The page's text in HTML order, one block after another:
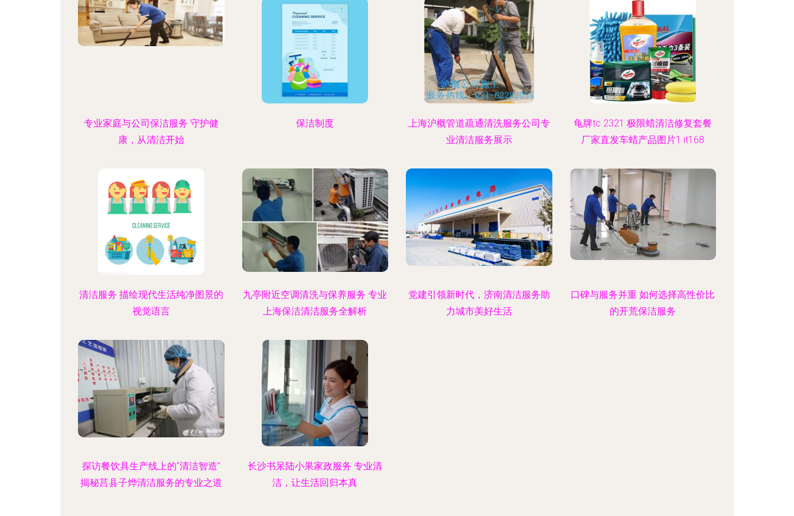
专业家庭与公司保洁服务 守护健
康，从清洁开始
保洁制度
上海沪概管道疏通清洗服务公司专
业清洁服务展示
龟牌tc 2321 极限蜡清洁修复套餐
厂家直发车蜡产品图片1 it168
清洁服务 描绘现代生活纯净图景的
视觉语言
九亭附近空调清洗与保养服务 专业
上海保洁清洁服务全解析
党建引领新时代，济南清洁服务助
力城市美好生活
口碑与服务并重 如何选择高性价比
的开荒保洁服务
探访餐饮具生产线上的“清洁智造”
揭秘莒县子烨清洁服务的专业之道
长沙书呆陆小果家政服务 专业清
洁，让生活回归本真